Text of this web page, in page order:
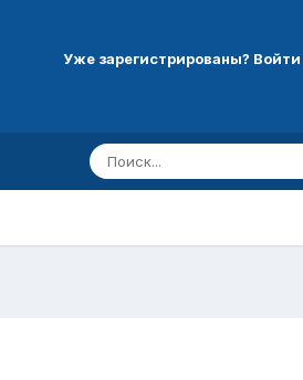
Уже зарегистрированы? Войти